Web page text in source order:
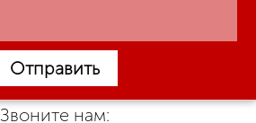
Отправить
Звоните нам: